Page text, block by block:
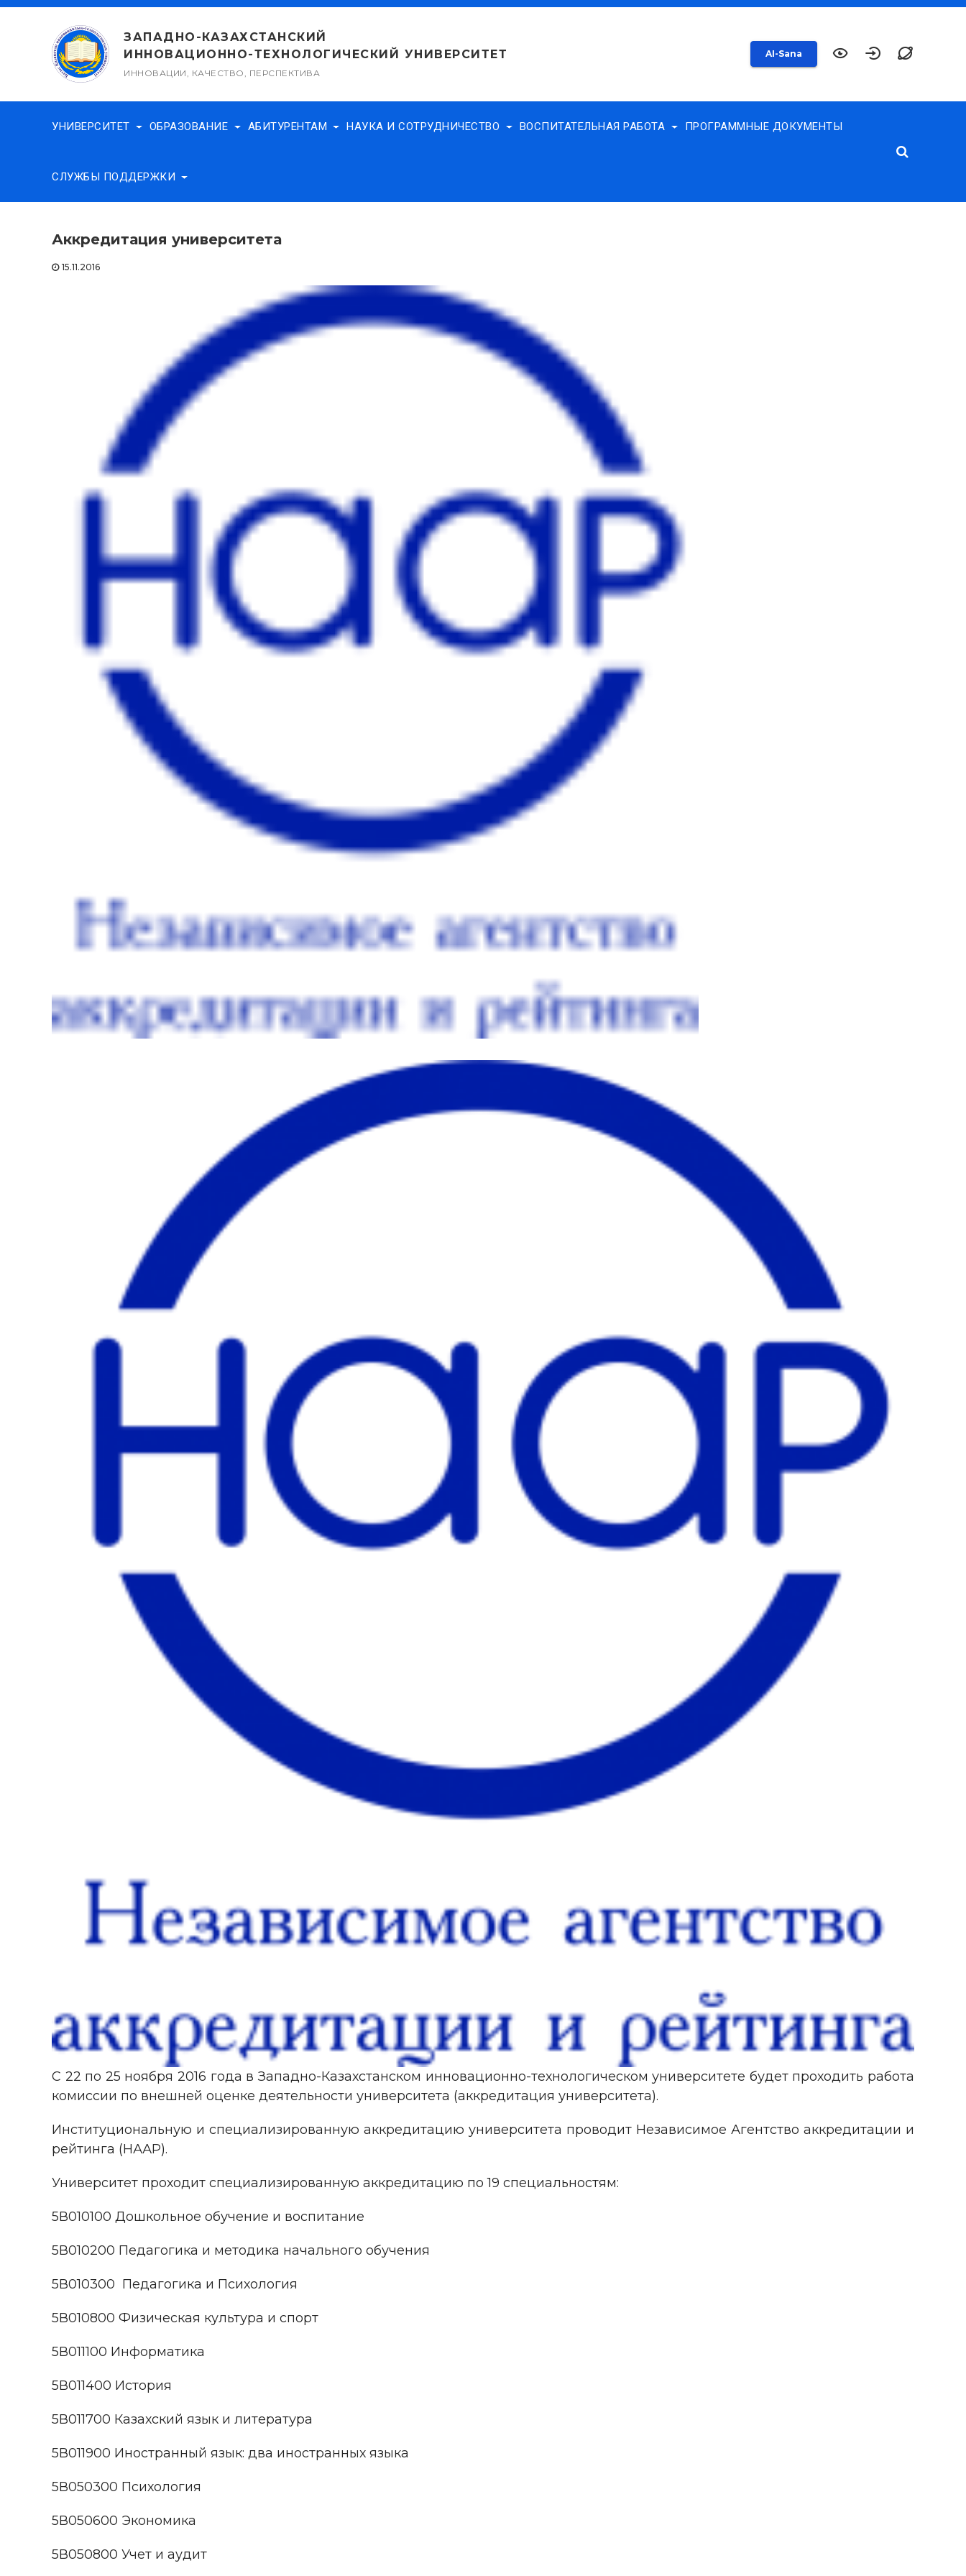
Перейти
содержимому
ЗАПАДНО-КАЗАХСТАНСКИЙ
ИННОВАЦИОННО-ТЕХНОЛОГИЧЕСКИЙ УНИВЕРСИТЕТ
ИННОВАЦИИ, КАЧЕСТВО, ПЕРСПЕКТИВА
AI-Sana
УНИВЕРСИТЕТ ОБРАЗОВАНИЕ АБИТУРЕНТАМ НАУКА И СОТРУДНИЧЕСТВО ВОСПИТАТЕЛЬНАЯ РАБОТА ПРОГРАММНЫЕ ДОКУМЕНТЫ
СЛУЖБЫ ПОДДЕРЖКИ
Аккредитация университета
15.11.2016
С 22 по 25 ноября 2016 года в Западно-Казахстанском инновационно-технологическом университете будет проходить работа
комиссии по внешней оценке деятельности университета (аккредитация университета).
Институциональную и специализированную аккредитацию университета проводит Независимое Агентство аккредитации и
рейтинга (НААР).
Университет проходит специализированную аккредитацию по 19 специальностям:
5В010100 Дошкольное обучение и воспитание
5В010200 Педагогика и методика начального обучения
5В010300 Педагогика и Психология
5В010800 Физическая культура и спорт
5В011100 Информатика
5В011400 История
5В011700 Казахский язык и литература
5В011900 Иностранный язык: два иностранных языка
5В050300 Психология
5В050600 Экономика
5В050800 Учет и аудит